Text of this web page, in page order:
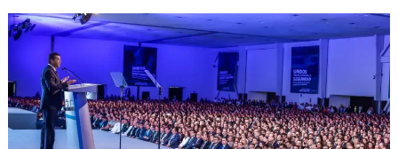
A
p
p
o
o
k
n
g
e
r
r
a